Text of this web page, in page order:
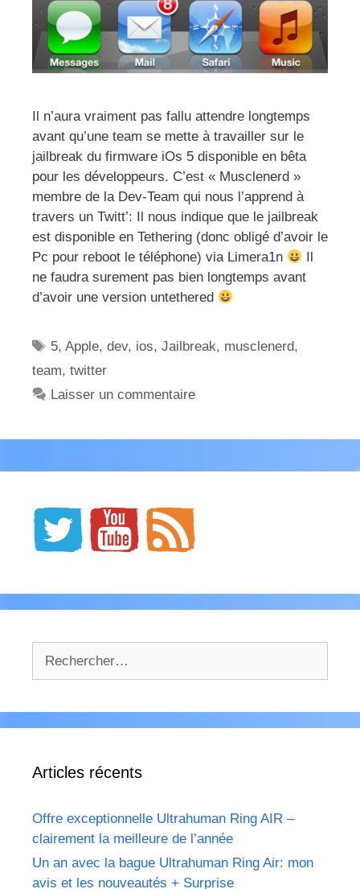
Il n’aura vraiment pas fallu attendre longtemps
avant qu’une team se mette à travailler sur le
jailbreak du firmware iOs 5 disponible en bêta
pour les développeurs. C’est « Musclenerd »
membre de la Dev-Team qui nous l’apprend à
travers un Twitt’: Il nous indique que le jailbreak
est disponible en Tethering (donc obligé d’avoir le
Pc pour reboot le téléphone) via Limera1n
Il
ne faudra surement pas bien longtemps avant
d’avoir une version untethered
Étiquettes
5,Apple,dev, ios,Jailbreak, musclenerd,
team, twitter
Laisser un commentaire
Articles récents
Offre exceptionnelle Ultrahuman Ring AIR –
clairement la meilleure de l’année
Un an avec la bague Ultrahuman Ring Air: mon
avis et les nouveautés + Surprise